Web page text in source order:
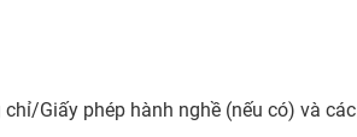
Giấy phép hành nghề (nếu có) và các